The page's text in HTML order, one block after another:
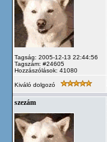
Tagság: 2005-12-13 22:44:56
Tagszám: #24605
Hozzászólások: 41080
Kiváló dolgozó
szezám